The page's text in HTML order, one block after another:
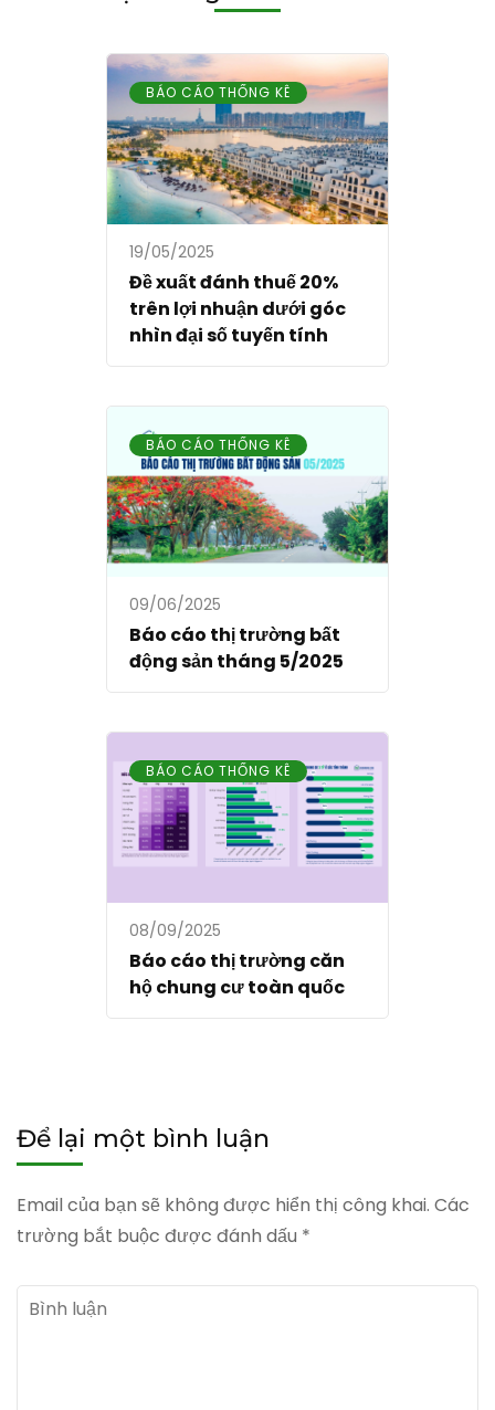
BÁO CÁO THỐNG KÊ
19/05/2025
Đề xuất đánh thuế 20%
trên lợi nhuận dưới góc
nhìn đại số tuyến tính
BÁO CÁO THỐNG KÊ
09/06/2025
Báo cáo thị trường bất
động sản tháng 5/2025
BÁO CÁO THỐNG KÊ
08/09/2025
Báo cáo thị trường căn
hộ chung cư toàn quốc
Để lại một bình luận
Email của bạn sẽ không được hiển thị công khai. Các
trường bắt buộc được đánh dấu *
Bình